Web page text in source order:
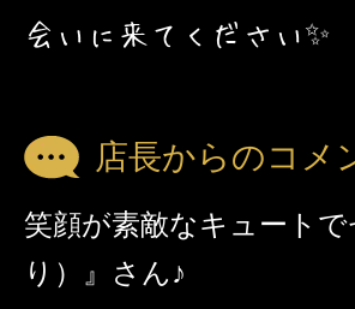
会いに来てください✨
店長からのコメ
笑顔が素敵なキュート
り）』さん♪